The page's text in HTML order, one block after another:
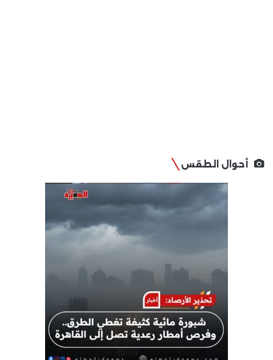
أحوال الطقس